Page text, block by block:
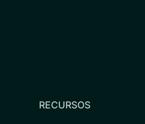
RECURSOS